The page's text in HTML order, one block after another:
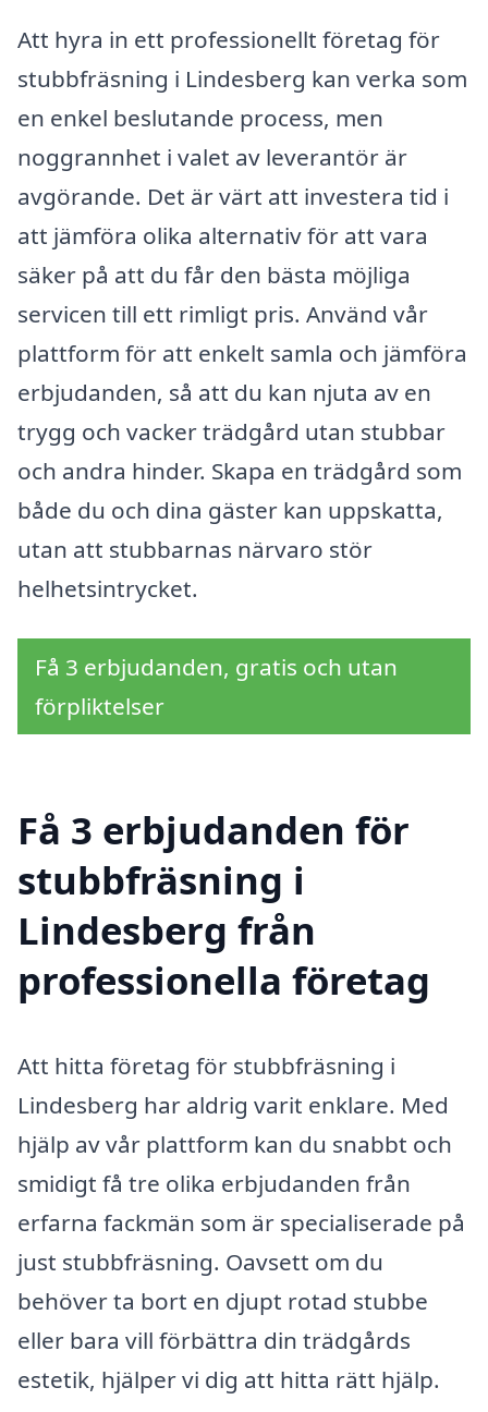
Att hyra in ett professionellt företag för
stubbfräsning i Lindesberg kan verka som
en enkel beslutande process, men
noggrannhet i valet av leverantör är
avgörande. Det är värt att investera tid i
att jämföra olika alternativ för att vara
säker på att du får den bästa möjliga
servicen till ett rimligt pris. Använd vår
plattform för att enkelt samla och jämföra
erbjudanden, så att du kan njuta av en
trygg och vacker trädgård utan stubbar
och andra hinder. Skapa en trädgård som
både du och dina gäster kan uppskatta,
utan att stubbarnas närvaro stör
helhetsintrycket.
Få 3 erbjudanden, gratis och utan
förpliktelser
Få 3 erbjudanden för
stubbfräsning i
Lindesberg från
professionella företag
Att hitta företag för stubbfräsning i
Lindesberg har aldrig varit enklare. Med
hjälp av vår plattform kan du snabbt och
smidigt få tre olika erbjudanden från
erfarna fackmän som är specialiserade på
just stubbfräsning. Oavsett om du
behöver ta bort en djupt rotad stubbe
eller bara vill förbättra din trädgårds
estetik, hjälper vi dig att hitta rätt hjälp.